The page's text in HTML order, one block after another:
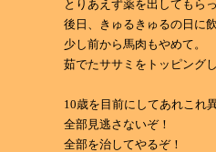
とりあえず薬を出してもら
後日、きゅるきゅるの日に
少し前から馬肉もやめて。
茹でたササミをトッピング
10歳を目前にしてあれこれ
全部見逃さないぞ！
全部を治してやるぞ！